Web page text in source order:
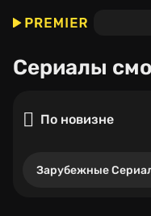
Сериалы
По новизне
Зарубежные